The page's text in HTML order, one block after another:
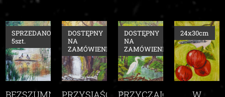
BEZSZUMNE
SPRZEDANO:
5szt.
PRZYSIĄŚĆ
DOSTĘPNY
NA
ZAMÓWIENIE
PRZYCZAIĆ
DOSTĘPNY
NA
ZAMÓWIENIE
W
24x30cm